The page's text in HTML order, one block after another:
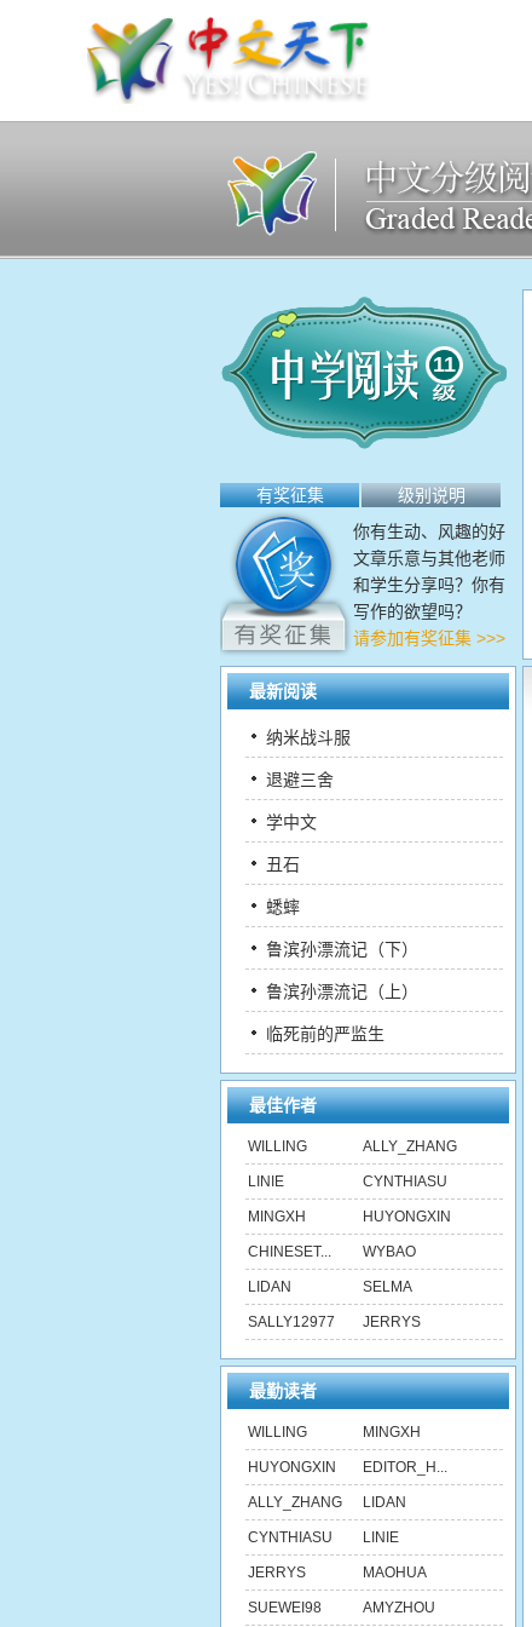
11
有奖征集
级别说明
你有生动、风趣的好
文章乐意与其他老师
和学生分享吗？你有
写作的欲望吗？
请参加有奖征集 >>>
最新阅读
纳米战斗服
退避三舍
学中文
丑石
蟋蟀
鲁滨孙漂流记（下）
鲁滨孙漂流记（上）
临死前的严监生
最佳作者
WILLING ALLY_ZHANG
LINIE CYNTHIASU
MINGXH HUYONGXIN
CHINESET... WYBAO
LIDAN SELMA
SALLY12977 JERRYS
最勤读者
WILLING MINGXH
HUYONGXIN EDITOR_H...
ALLY_ZHANG LIDAN
CYNTHIASU LINIE
JERRYS MAOHUA
SUEWEI98 AMYZHOU